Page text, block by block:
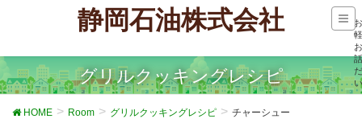
静岡石油株式会社
グリルクッキングレシピ
HOME Room グリルクッキングレシピ チャーシュー